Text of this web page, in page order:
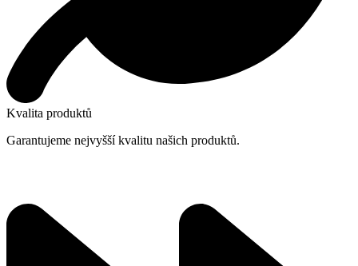
Kvalita produktů
Garantujeme nejvyšší kvalitu našich produktů.